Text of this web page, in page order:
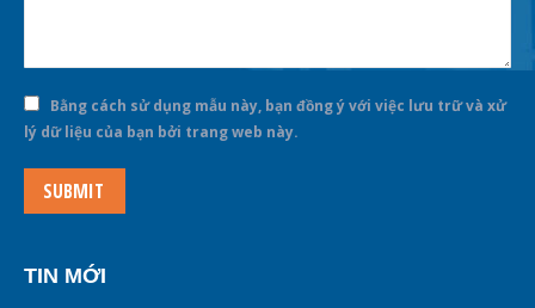
Bằng cách sử dụng mẫu này, bạn đồng ý với việc lưu trữ và xử
lý dữ liệu của bạn bởi trang web này.
SUBMIT
TIN MỚI